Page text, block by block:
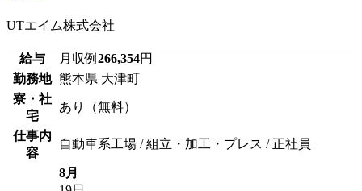
UTエイム株式会社
給与 月収例 266,354円
勤務地 熊本県 大津町
寮・社
宅
あり（無料）
仕事内
容
自動車系工場 / 組立・加工・プレス / 正社員
8月